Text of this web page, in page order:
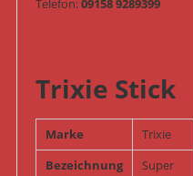
Telefon:09158 9289399
Trixie Stick
Marke
Trixie
Bezeichnung
Super